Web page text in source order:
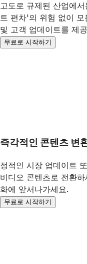
고도로 규제된 산업에
트 편차'의 위험 없이
및 고객 업데이트를 제
무료로 시작하기
즉각적인 콘텐츠 변
정적인 시장 업데이트
비디오 콘텐츠로 전환
화에 앞서나가세요.
무료로 시작하기